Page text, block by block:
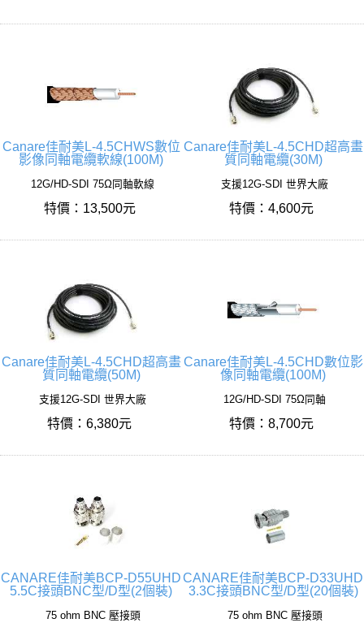
Canare佳耐美L-4.5CHWS數位
影像同軸電纜軟線(100M)
12G/HD-SDI 75Ω同軸軟線
特價：13,500元
Canare佳耐美L-4.5CHD超高畫
質同軸電纜(30M)
支援12G-SDI 世界大廠
特價：4,600元
Canare佳耐美L-4.5CHD超高畫
質同軸電纜(50M)
支援12G-SDI 世界大廠
特價：6,380元
Canare佳耐美L-4.5CHD數位影
像同軸電纜(100M)
12G/HD-SDI 75Ω同軸
特價：8,700元
CANARE佳耐美BCP-D55UHD
5.5C接頭BNC型/D型(2個裝)
75 ohm BNC 壓接頭
CANARE佳耐美BCP-D33UHD
3.3C接頭BNC型/D型(20個裝)
75 ohm BNC 壓接頭